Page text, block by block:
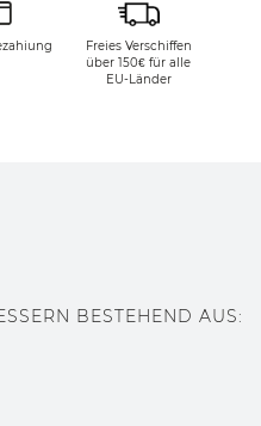
Freies Verschiffen
über 150€ für alle
EU-Länder
BESTEHEND AUS: